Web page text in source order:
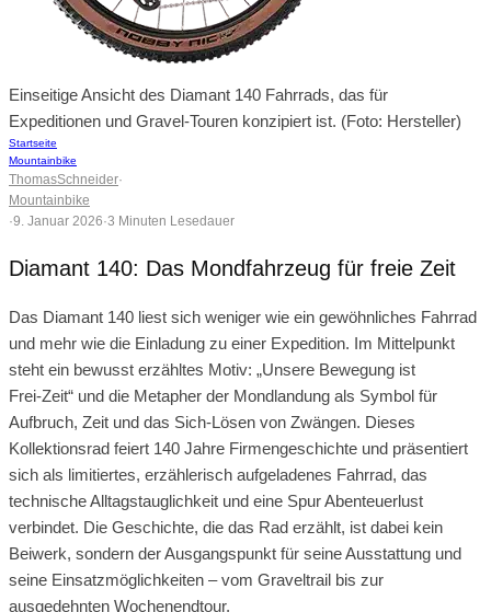
Einseitige Ansicht des Diamant 140 Fahrrads, das für
Expeditionen und Gravel-Touren konzipiert ist. (Foto: Hersteller)
Startseite
Mountainbike
ThomasSchneider·
Mountainbike
·9. Januar 2026·3 Minuten Lesedauer
Diamant 140: Das Mondfahrzeug für freie Zeit
Das Diamant 140 liest sich weniger wie ein gewöhnliches Fahrrad
und mehr wie die Einladung zu einer Expedition. Im Mittelpunkt
steht ein bewusst erzähltes Motiv: „Unsere Bewegung ist
Frei‑Zeit“ und die Metapher der Mondlandung als Symbol für
Aufbruch, Zeit und das Sich‑Lösen von Zwängen. Dieses
Kollektionsrad feiert 140 Jahre Firmengeschichte und präsentiert
sich als limitiertes, erzählerisch aufgeladenes Fahrrad, das
technische Alltagstauglichkeit und eine Spur Abenteuerlust
verbindet. Die Geschichte, die das Rad erzählt, ist dabei kein
Beiwerk, sondern der Ausgangspunkt für seine Ausstattung und
seine Einsatzmöglichkeiten – vom Graveltrail bis zur
ausgedehnten Wochenendtour.